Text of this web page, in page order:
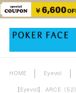
HOME Eyevol
【Eyevol】 ARCE（